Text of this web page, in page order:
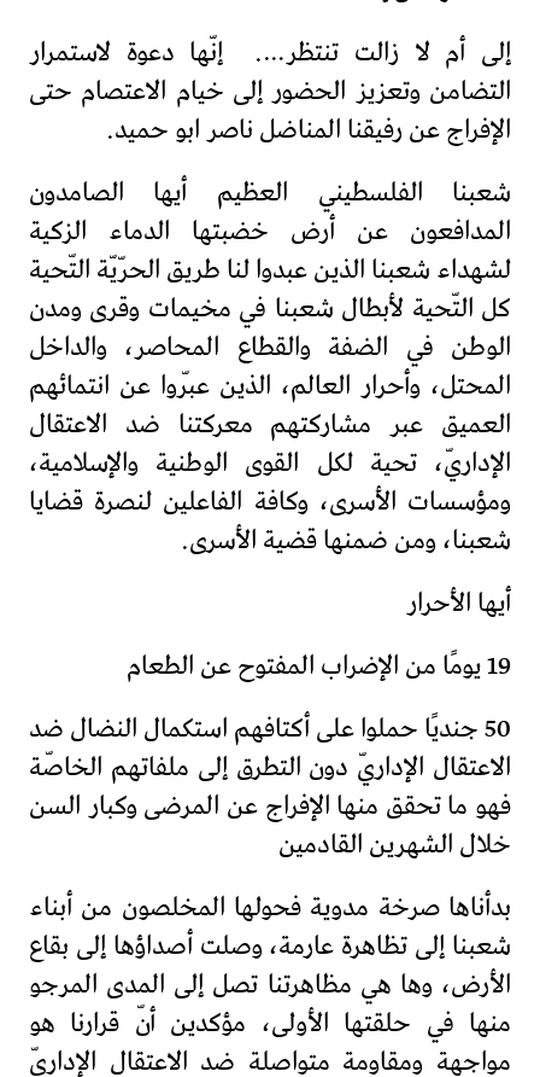
إلى أم لا زالت تنتظر…. إنّها دعوة لاستمرار
التضامن وتعزيز الحضور إلى خيام الاعتصام حتى
الإفراج عن رفيقنا المناضل ناصر ابو حميد.
شعبنا الفلسطيني العظيم أيها الصامدون
المدافعون عن أرض خضبتها الدماء الزكية
لشهداء شعبنا الذين عبدوا لنا طريق الحرّيّة التّحية
كل التّحية لأبطال شعبنا في مخيمات وقرى ومدن
الوطن في الضفة والقطاع المحاصر، والداخل
المحتل، وأحرار العالم، الذين عبّروا عن انتمائهم
العميق عبر مشاركتهم معركتنا ضد الاعتقال
الإداريّ، تحية لكل القوى الوطنية والإسلامية،
ومؤسسات الأسرى، وكافة الفاعلين لنصرة قضايا
شعبنا، ومن ضمنها قضية الأسرى.
أيها الأحرار
19 يومًا من الإضراب المفتوح عن الطعام
50 جنديًا حملوا على أكتافهم استكمال النضال ضد
الاعتقال الإداريّ دون التطرق إلى ملفاتهم الخاصّة
فهو ما تحقق منها الإفراج عن المرضى وكبار السن
خلال الشهرين القادمين
بدأناها صرخة مدوية فحولها المخلصون من أبناء
شعبنا إلى تظاهرة عارمة، وصلت أصداؤها إلى بقاع
الأرض، وها هي مظاهرتنا تصل إلى المدى المرجو
منها في حلقتها الأولى، مؤكدين أنّ قرارنا هو
مواجهة ومقاومة متواصلة ضد الاعتقال الإداريّ